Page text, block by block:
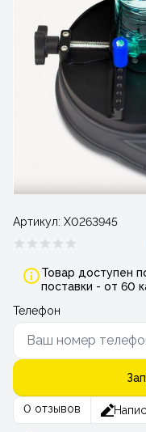
Артикул: Х0263945
Товар доступен
поставки - от 60
Телефон
0 отзывов